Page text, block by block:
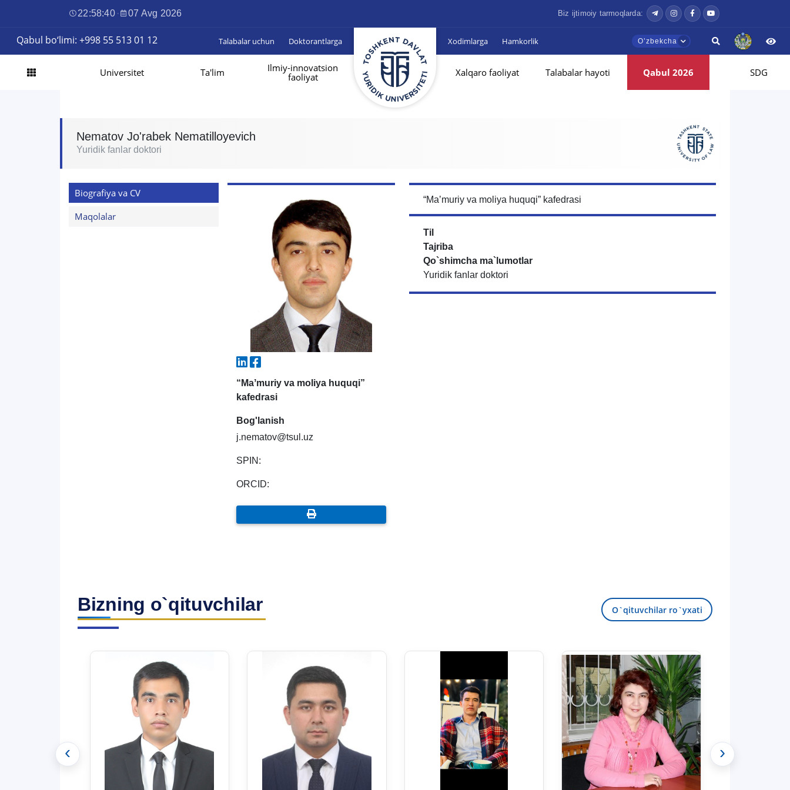
22:58:41 · 07 Avg 2026 Biz ijtimoiy tarmoqlarda:
Qabul bo‘limi: +998 55 513 01 12 Talabalar uchun Doktorantlarga Xodimlarga Hamkorlik Oʼzbekcha
Universitet Ta'lim
Ilmiy-innovatsion
faoliyat
Xalqaro faoliyat Talabalar hayoti Qabul 2026 SDG
Nematov Jo'rabek Nematilloyevich
Yuridik fanlar doktori
Biografiya va CV
Maqolalar
“Maʼmuriy va moliya huquqi”
kafedrasi
Bog'lanish
j.nematov@tsul.uz
SPIN:
ORCID:
“Maʼmuriy va moliya huquqi” kafedrasi
Til
Tajriba
Qo`shimcha ma`lumotlar
Yuridik fanlar doktori
Bizning o`qituvchilar O`qituvchilar ro`yxati
‹ ›
TDYU qabul murojaatlari chati